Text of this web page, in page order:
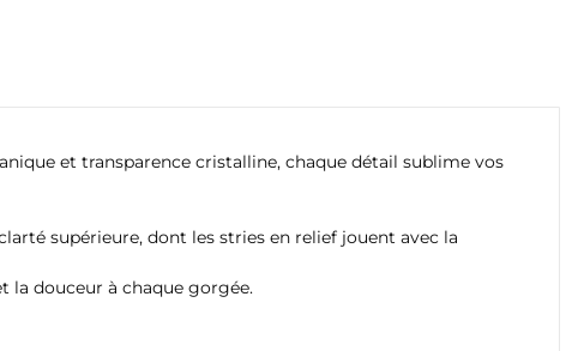
et transparence cristalline, chaque détail sublime vos
supérieure, dont les stries en relief jouent avec la
la douceur à chaque gorgée.